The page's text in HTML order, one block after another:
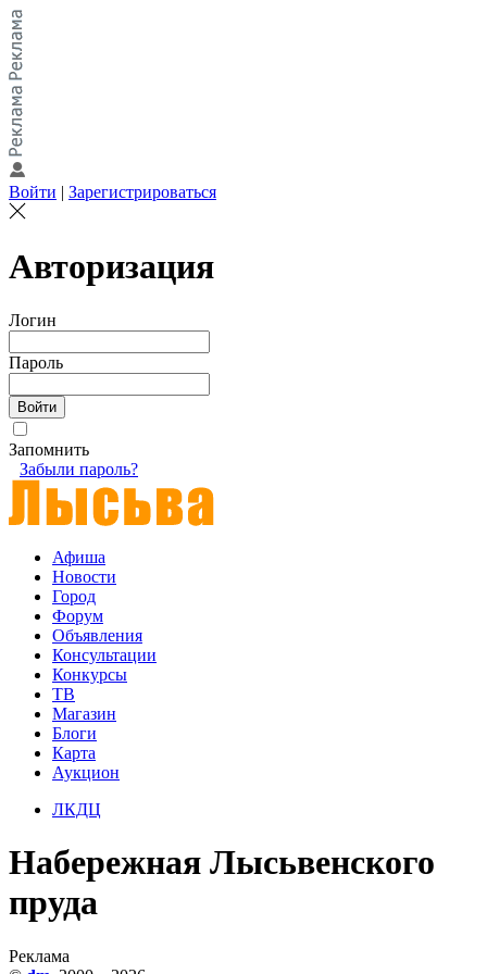
Войти | Зарегистрироваться
Авторизация
Логин
Пароль
Запомнить
Забыли пароль?
Афиша
Новости
Город
Форум
Объявления
Консультации
Конкурсы
ТВ
Магазин
Блоги
Карта
Аукцион
ЛКДЦ
Набережная Лысьвенского
пруда
Реклама